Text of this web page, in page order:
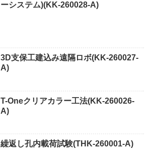
ーシステム)(KK-260028-A)
3D支保工建込み遠隔ロボ(KK-260027-
A)
T-Oneクリアカラー工法(KK-260026-
A)
繰返し孔内載荷試験(THK-260001-A)